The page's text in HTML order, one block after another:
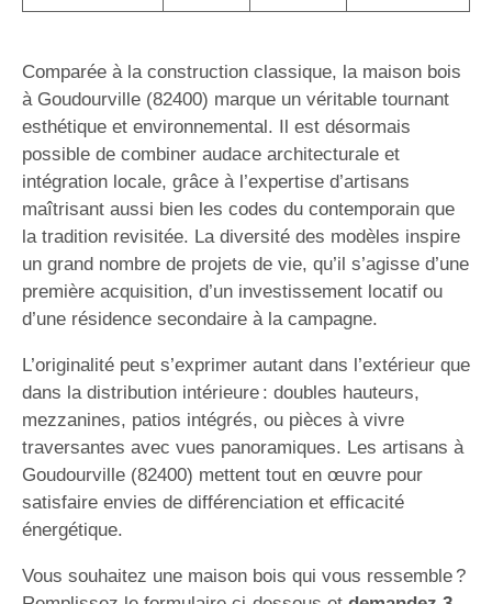
Comparée à la construction classique, la maison bois
à Goudourville (82400) marque un véritable tournant
esthétique et environnemental. Il est désormais
possible de combiner audace architecturale et
intégration locale, grâce à l’expertise d’artisans
maîtrisant aussi bien les codes du contemporain que
la tradition revisitée. La diversité des modèles inspire
un grand nombre de projets de vie, qu’il s’agisse d’une
première acquisition, d’un investissement locatif ou
d’une résidence secondaire à la campagne.
L’originalité peut s’exprimer autant dans l’extérieur que
dans la distribution intérieure : doubles hauteurs,
mezzanines, patios intégrés, ou pièces à vivre
traversantes avec vues panoramiques. Les artisans à
Goudourville (82400) mettent tout en œuvre pour
satisfaire envies de différenciation et efficacité
énergétique.
Vous souhaitez une maison bois qui vous ressemble ?